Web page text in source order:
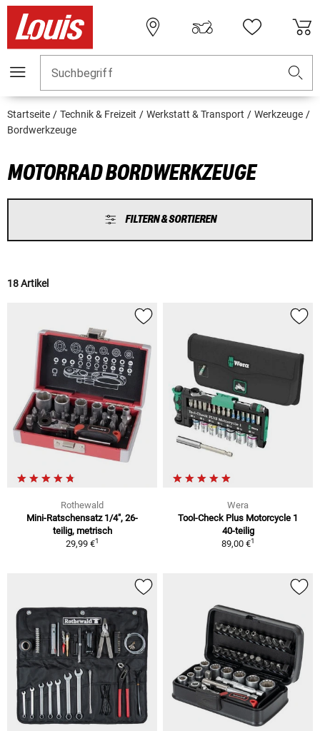
Suchbegriff
Startseite Technik & Freizeit Werkstatt & Transport
Werkzeuge
Bordwerkzeuge
MOTORRAD BORDWERKZEUGE
FILTERN & SORTIEREN
18 Artikel
Rothewald
Mini-Ratschensatz 1/4", 26-
teilig, metrisch
29,99 €1
Wera
Tool-Check Plus Motorcycle 1
40-teilig
89,00 €1